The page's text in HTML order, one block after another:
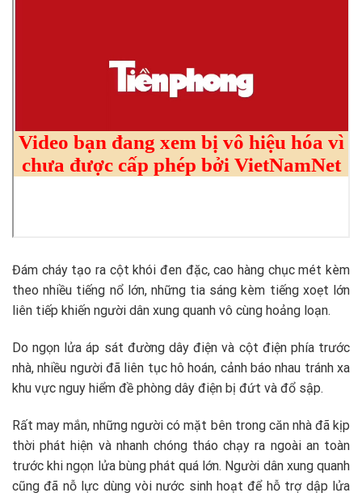
Đám cháy tạo ra cột khói đen đặc, cao hàng chục mét kèm
theo nhiều tiếng nổ lớn, những tia sáng kèm tiếng xoẹt lớn
liên tiếp khiến người dân xung quanh vô cùng hoảng loạn.
Do ngọn lửa áp sát đường dây điện và cột điện phía trước
nhà, nhiều người đã liên tục hô hoán, cảnh báo nhau tránh xa
khu vực nguy hiểm đề phòng dây điện bị đứt và đổ sập.
Rất may mắn, những người có mặt bên trong căn nhà đã kịp
thời phát hiện và nhanh chóng tháo chạy ra ngoài an toàn
trước khi ngọn lửa bùng phát quá lớn. Người dân xung quanh
cũng đã nỗ lực dùng vòi nước sinh hoạt để hỗ trợ dập lửa